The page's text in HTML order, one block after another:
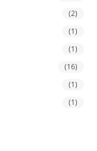
(2)
(1)
(1)
(16)
(1)
(1)